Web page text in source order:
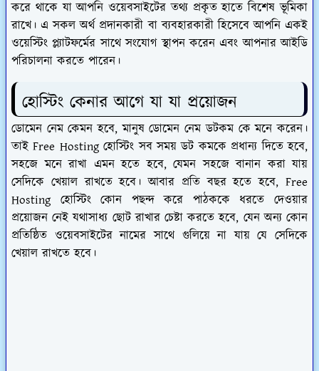
করে থাকে যা আপনি ওয়েবসাইটের তথ্য প্রকৃত হাতে বিশেষ ভূমিকা
রাখে। এ সকল অর্থ প্রদানকারী বা ব্যবহারকারী হিসেবে আপনি একই
ওয়েস্টিং প্ল্যাটফর্মের সাথে সংযোগ স্থাপন করেন এবং আপনার আইডি
পরিচালনা করতে পারেন।
হোস্টিং কেনার আগে যা যা প্রয়োজন
ডোমেন নেম কেমন হবে, মানুষ ডোমেন নেম ডটকম কে মনে করেন।
তাই Free Hosting হোস্টিং সব সময় ডট কমকে প্রধান্য দিতে হবে,
সহজে মনে রাখা এমন হতে হবে, যেমন সহজে বানান করা যায়
সেদিকে খেয়াল রাখতে হবে। আবার প্রতি বছর হতে হবে, Free
Hosting হোস্টিং কোন পছন্দ করে পাঠককে ধরতে দেওয়ার
প্রয়োজন নেই যথাসাধ্য ছোট রাখার চেষ্টা করতে হবে, যেন অন্য কোন
প্রতিষ্ঠিত ওয়েবসাইটের নামের সাথে গুলিয়ে না যায় যে সেদিকে
খেয়াল রাখতে হবে।